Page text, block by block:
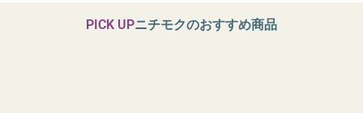
PICK UPニチモクのおすすめ商品